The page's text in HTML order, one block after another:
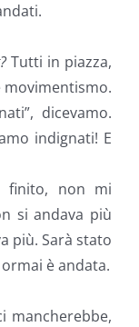
Tutti in piazza,
dicevamo.
indignati! E
finito, non mi
si andava più
più. Sarà stato
è andata.
mancherebbe,